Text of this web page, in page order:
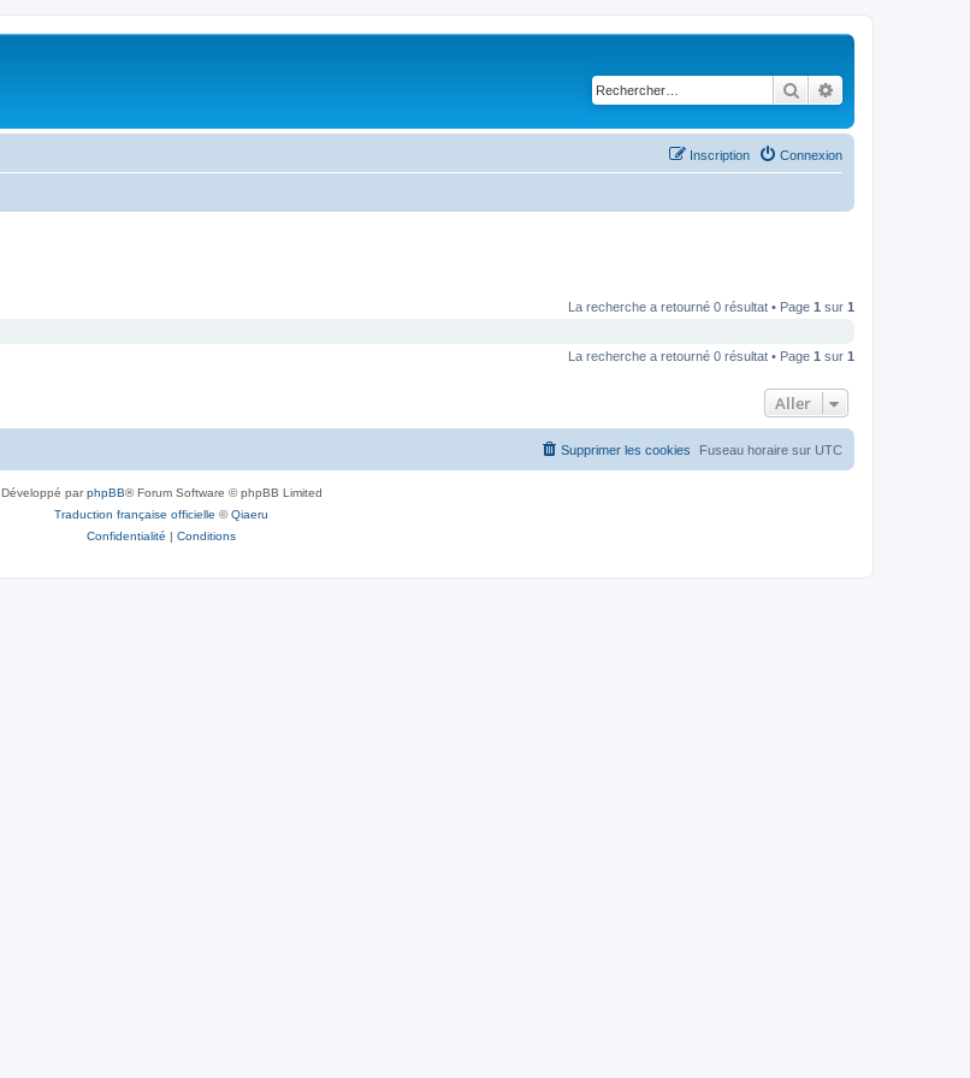
Rechercher
Connexion
Inscription
La recherche a retourné 0 résultat • Page 1 sur 1
La recherche a retourné 0 résultat • Page 1 sur 1
Aller
Fuseau horaire sur UTC
Supprimer les cookies
Développé parphpBB® Forum Software © phpBB Limited
Traduction française officielle ©Qiaeru
Confidentialité | Conditions